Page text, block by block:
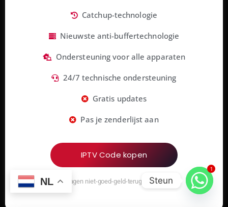
Catchup-technologie
Nieuwste anti-buffertechnologie
Ondersteuning voor alle apparaten
24/7 technische ondersteuning
Gratis updates
Pas je zenderlijst aan
IPTV Code kopen
7 dagen niet-goed-geld-terug-garantie
NL
1
Steun